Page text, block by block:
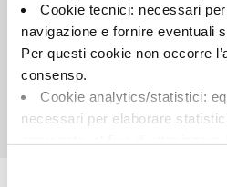
Cookie tecnici: necessari
navigazione e fornire eventuali
Per questi cookie non occorre
consenso.
Cookie analytics/statistici:
necessari per elaborare
Cookie di profilazione/
MQ